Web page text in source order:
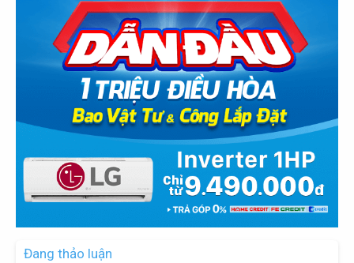
Đang thảo luận